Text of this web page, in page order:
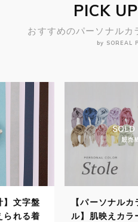
PICK
おすすめのパーソナルカ
by SOREAL
】文字盤
られる着
【パーソナル
ル】肌映えカラ